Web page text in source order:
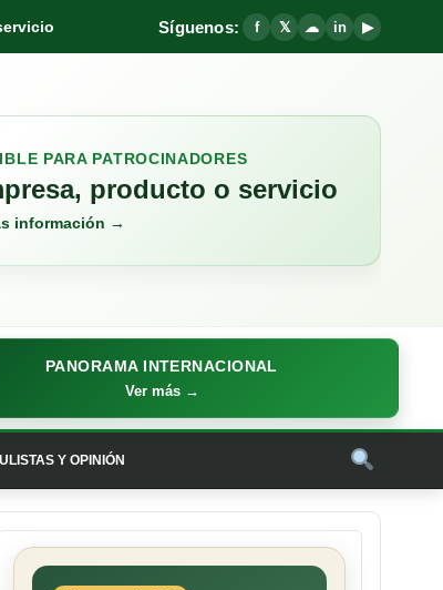
Síguenos: f 𝕏 ☁ in ▶
PARA PATROCINADORES
producto o servicio
información →
PANORAMA INTERNACIONAL
Ver más →
Y OPINIÓN